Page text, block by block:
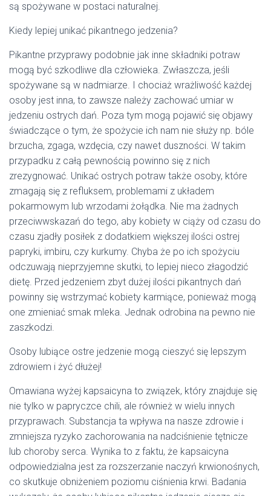
są spożywane w postaci naturalnej.
Kiedy lepiej unikać pikantnego jedzenia?
Pikantne przyprawy podobnie jak inne składniki potraw
mogą być szkodliwe dla człowieka. Zwłaszcza, jeśli
spożywane są w nadmiarze. I chociaż wrażliwość każdej
osoby jest inna, to zawsze należy zachować umiar w
jedzeniu ostrych dań. Poza tym mogą pojawić się objawy
świadczące o tym, że spożycie ich nam nie służy np. bóle
brzucha, zgaga, wzdęcia, czy nawet duszności. W takim
przypadku z całą pewnością powinno się z nich
zrezygnować. Unikać ostrych potraw także osoby, które
zmagają się z refluksem, problemami z układem
pokarmowym lub wrzodami żołądka. Nie ma żadnych
przeciwwskazań do tego, aby kobiety w ciąży od czasu do
czasu zjadły posiłek z dodatkiem większej ilości ostrej
papryki, imbiru, czy kurkumy. Chyba że po ich spożyciu
odczuwają nieprzyjemne skutki, to lepiej nieco złagodzić
dietę. Przed jedzeniem zbyt dużej ilości pikantnych dań
powinny się wstrzymać kobiety karmiące, ponieważ mogą
one zmieniać smak mleka. Jednak odrobina na pewno nie
zaszkodzi.
Osoby lubiące ostre jedzenie mogą cieszyć się lepszym
zdrowiem i żyć dłużej!
Omawiana wyżej kapsaicyna to związek, który znajduje się
nie tylko w papryczce chili, ale również w wielu innych
przyprawach. Substancja ta wpływa na nasze zdrowie i
zmniejsza ryzyko zachorowania na nadciśnienie tętnicze
lub choroby serca. Wynika to z faktu, że kapsaicyna
odpowiedzialna jest za rozszerzanie naczyń krwionośnych,
co skutkuje obniżeniem poziomu ciśnienia krwi. Badania